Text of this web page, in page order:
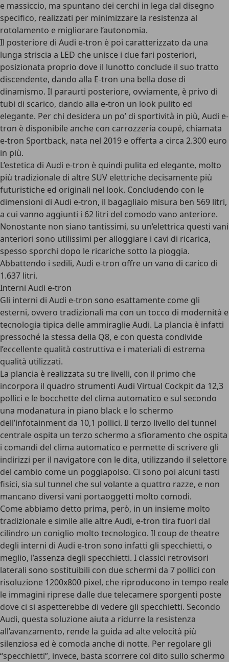
e massiccio, ma spuntano dei cerchi in lega dal disegno
specifico, realizzati per minimizzare la resistenza al
rotolamento e migliorare l’autonomia.
Il posteriore di Audi e-tron è poi caratterizzato da una
lunga striscia a LED che unisce i due fari posteriori,
posizionata proprio dove il lunotto conclude il suo tratto
discendente, dando alla E-tron una bella dose di
dinamismo. Il paraurti posteriore, ovviamente, è privo di
tubi di scarico, dando alla e-tron un look pulito ed
elegante. Per chi desidera un po’ di sportività in più, Audi e-
tron è disponibile anche con carrozzeria coupé, chiamata
e-tron Sportback, nata nel 2019 e offerta a circa 2.300 euro
in più.
L’estetica di Audi e-tron è quindi pulita ed elegante, molto
più tradizionale di altre SUV elettriche decisamente più
futuristiche ed originali nel look. Concludendo con le
dimensioni di Audi e-tron, il bagagliaio misura ben 569 litri,
a cui vanno aggiunti i 62 litri del comodo vano anteriore.
Nonostante non siano tantissimi, su un’elettrica questi vani
anteriori sono utilissimi per alloggiare i cavi di ricarica,
spesso sporchi dopo le ricariche sotto la pioggia.
Abbattendo i sedili, Audi e-tron offre un vano di carico di
1.637 litri.
Interni Audi e-tron
Gli interni di Audi e-tron sono esattamente come gli
esterni, ovvero tradizionali ma con un tocco di modernità e
tecnologia tipica delle ammiraglie Audi. La plancia è infatti
pressoché la stessa della Q8, e con questa condivide
l’eccellente qualità costruttiva e i materiali di estrema
qualità utilizzati.
La plancia è realizzata su tre livelli, con il primo che
incorpora il quadro strumenti Audi Virtual Cockpit da 12,3
pollici e le bocchette del clima automatico e sul secondo
una modanatura in piano black e lo schermo
dell’infotainment da 10,1 pollici. Il terzo livello del tunnel
centrale ospita un terzo schermo a sfioramento che ospita
i comandi del clima automatico e permette di scrivere gli
indirizzi per il navigatore con le dita, utilizzando il selettore
del cambio come un poggiapolso. Ci sono poi alcuni tasti
fisici, sia sul tunnel che sul volante a quattro razze, e non
mancano diversi vani portaoggetti molto comodi.
Come abbiamo detto prima, però, in un insieme molto
tradizionale e simile alle altre Audi, e-tron tira fuori dal
cilindro un coniglio molto tecnologico. Il coup de theatre
degli interni di Audi e-tron sono infatti gli specchietti, o
meglio, l’assenza degli specchietti. I classici retrovisori
laterali sono sostituibili con due schermi da 7 pollici con
risoluzione 1200x800 pixel, che riproducono in tempo reale
le immagini riprese dalle due telecamere sporgenti poste
dove ci si aspetterebbe di vedere gli specchietti. Secondo
Audi, questa soluzione aiuta a ridurre la resistenza
all’avanzamento, rende la guida ad alte velocità più
silenziosa ed è comoda anche di notte. Per regolare gli
“specchietti”, invece, basta scorrere col dito sullo schermo